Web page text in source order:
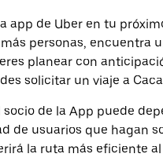
app de Uber en tu
personas, encuentra
planear con
solicitar un viaje a
de la App puede
de usuarios que hagan
la ruta más eficiente